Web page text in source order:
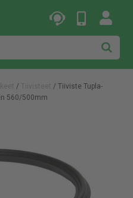
/
/ Tiiviste Tupla-
560/500mm